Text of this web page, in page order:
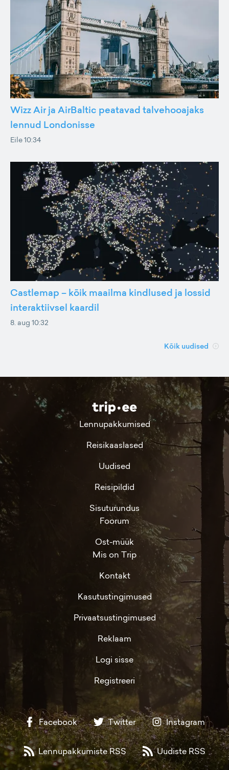
Wizz Air ja AirBaltic peatavad talvehooajaks
lennud Londonisse
Eile 10:34
Castlemap – kõik maailma kindlused ja lossid
interaktiivsel kaardil
8. aug 10:32
Kõik uudised
Lennupakkumised
Reisikaaslased
Uudised
Reisipildid
Sisuturundus
Foorum
Ost-müük
Mis on Trip
Kontakt
Kasutustingimused
Privaatsustingimused
Reklaam
Logi sisse
Registreeri
Facebook Twitter Instagram
Lennupakkumiste RSS Uudiste RSS